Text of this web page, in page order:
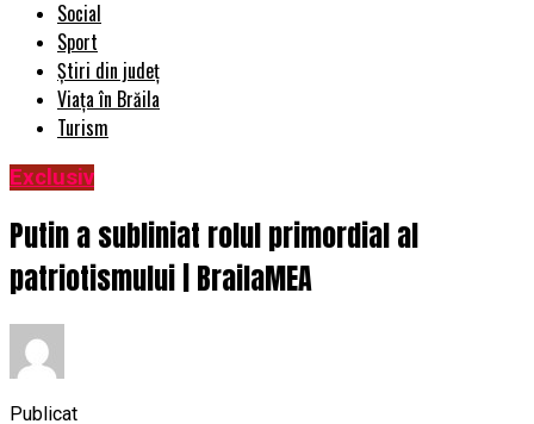
Social
Sport
Știri din județ
Viața în Brăila
Turism
Exclusiv
Putin a subliniat rolul primordial al
patriotismului | BrailaMEA
Publicat